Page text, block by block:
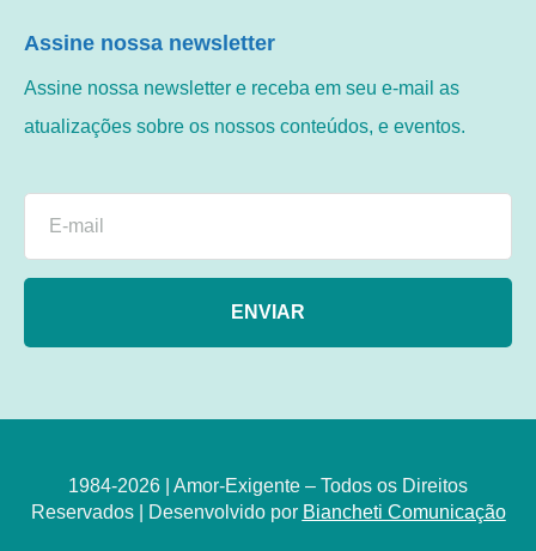
Assine nossa newsletter
Assine nossa newsletter e receba em seu e-mail as
atualizações sobre os nossos conteúdos, e eventos.
ENVIAR
1984-2026 | Amor-Exigente – Todos os Direitos
Reservados | Desenvolvido por Biancheti Comunicação